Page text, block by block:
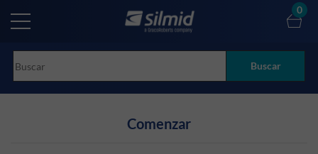
main
Buscar
0
Comenzar